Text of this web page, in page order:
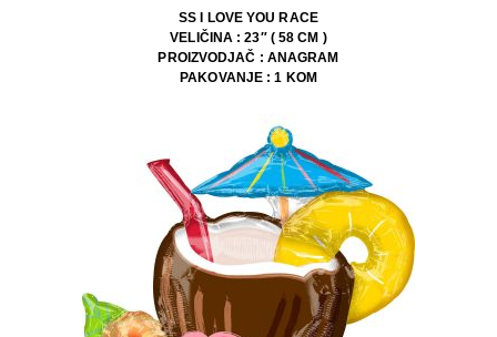
SS I LOVE YOU RACE
VELIČINA : 23″ ( 58 CM )
PROIZVODJAČ : ANAGRAM
PAKOVANJE : 1 KOM